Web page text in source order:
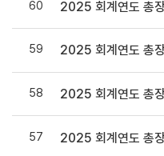
60 2025 회계연도 총
59 2025 회계연도 총
58 2025 회계연도 총
57 2025 회계연도 총